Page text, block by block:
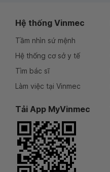
Hệ thống Vinmec
Tầm nhìn sứ mệnh
Hệ thống cơ sở y tế
Tìm bác sĩ
Làm việc tại Vinmec
Tải App MyVinmec